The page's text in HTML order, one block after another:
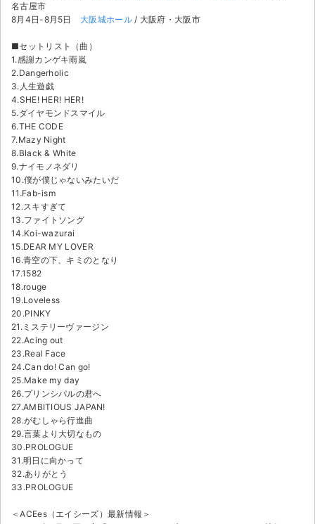
不正転売禁止法について
チケットジャムの取り組み
音楽情報
名古屋市
8月4日-8月5日 大阪城ホール/ 大阪府・大阪市
■セットリスト（曲）
1.感謝カンゲキ雨嵐
2.Dangerholic
3.人生遊戯
4.SHE! HER! HER!
5.ダイヤモンドスマイル
6.THE CODE
7.Mazy Night
8.Black & White
9.ナイモノネダリ
10.僕が僕じゃないみたいだ
11.Fab-ism
12.スキすぎて
13.ファイトソング
14.Koi-wazurai
15.DEAR MY LOVER
16.青空の下、キミのとなり
17.1582
18.rouge
19.Loveless
20.PINKY
21.ミステリーヴァージン
22.Acing out
23.Real Face
24.Can do! Can go!
25.Make my day
26.プリンシパルの君へ
27.AMBITIOUS JAPAN!
28.がむしゃら行進曲
29.言葉より大切なもの
30.PROLOGUE
31.明日に向かって
32.ありがとう
33.PROLOGUE
＜ACEes（エイシーズ）最新情報＞